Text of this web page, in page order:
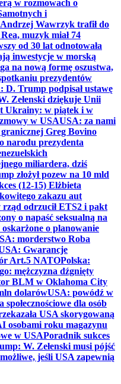
w rozmowach o
i
Wawrzyk trafił do
muzyk miał 74
od 30 lat odnotowała
inwestycje w morską
na nową formę oszustwa,
prezydentów
D. Trump podpisał ustawę
Zełenski dziękuje Unii
Ukrainy: w piątek i w
w USAUSA: za nami
Greg Bovino
narodu prezydenta
miliardera, dziś
złożył pozew na 10 mld
(12-15) Elżbieta
zakazu aut
rząd odrzucił ETS2 i pakt
o napaść seksualną na
o planowanie
morderstwo Roba
Gwarancje
Art.5 NATOPolska:
mężczyzna dźgnięty
BLM w Oklahoma City
dolarówUSA: powódź w
społecznościowe dla osób
USA skorygowaną
osobami roku magazynu
w USAPoradnik sukces
W. Zełenski musi pójść
jeśli USA zapewnią